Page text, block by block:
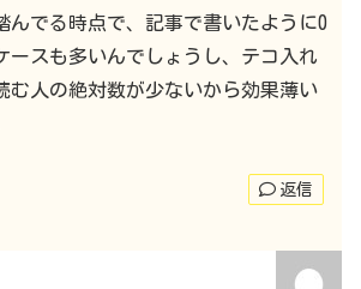
んでる時点で、記事で書いたように0
ースも多いんでしょうし、テコ入れ
む人の絶対数が少ないから効果薄い
返信